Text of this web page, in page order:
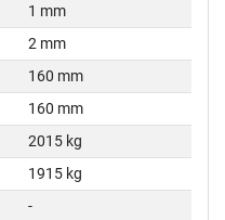
1 mm
2 mm
160 mm
160 mm
2015 kg
1915 kg
-